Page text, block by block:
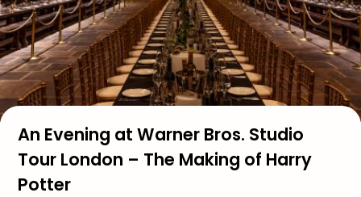
An Evening at Warner Bros. Studio
Tour London – The Making of Harry
Potter